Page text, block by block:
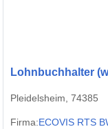
Lohnbuchhalter
Pleidelsheim, 74385
Firma:ECOVIS RTS